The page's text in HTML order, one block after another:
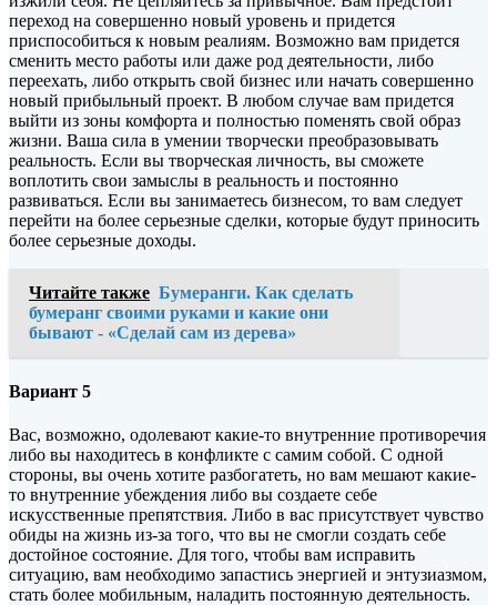
переход на совершенно новый уровень и придется
приспособиться к новым реалиям. Возможно вам придется
сменить место работы или даже род деятельности, либо
переехать, либо открыть свой бизнес или начать совершенно
новый прибыльный проект. В любом случае вам придется
выйти из зоны комфорта и полностью поменять свой образ
жизни. Ваша сила в умении творчески преобразовывать
реальность. Если вы творческая личность, вы сможете
воплотить свои замыслы в реальность и постоянно
развиваться. Если вы занимаетесь бизнесом, то вам следует
перейти на более серьезные сделки, которые будут приносить
более серьезные доходы.
Читайте также Бумеранги. Как сделать
бумеранг своими руками и какие они
бывают - «Сделай сам из дерева»
Вариант 5
Вас, возможно, одолевают какие-то внутренние противоречия
либо вы находитесь в конфликте с самим собой. С одной
стороны, вы очень хотите разбогатеть, но вам мешают какие-
то внутренние убеждения либо вы создаете себе
искусственные препятствия. Либо в вас присутствует чувство
обиды на жизнь из-за того, что вы не смогли создать себе
достойное состояние. Для того, чтобы вам исправить
ситуацию, вам необходимо запастись энергией и энтузиазмом,
стать более мобильным, наладить постоянную деятельность.